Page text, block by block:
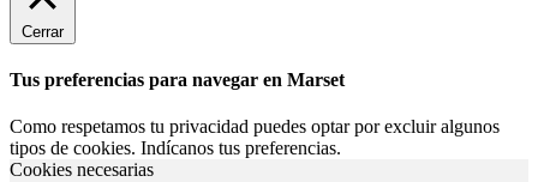
Cerrar
Tus preferencias para navegar en Marset
Como respetamos tu privacidad puedes optar por excluir algunos
tipos de cookies. Indícanos tus preferencias.
Cookies necesarias